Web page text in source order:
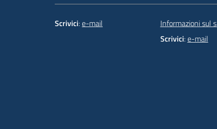
Scrivici:e-mail
Informazioni sul
Scrivici:e-mail